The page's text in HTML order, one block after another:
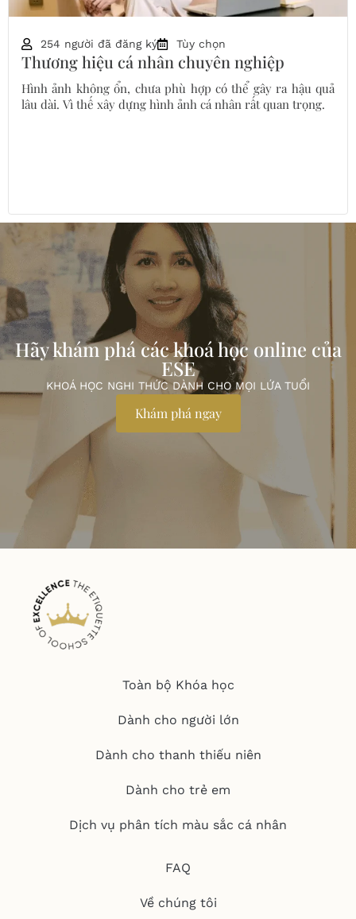
254 người đã đăng ký Tùy chọn
Thương hiệu cá nhân chuyên nghiệp
Hình ảnh không ổn, chưa phù hợp có thể gây ra hậu quả
lâu dài. Vì thế xây dựng hình ảnh cá nhân rất quan trọng.
Hãy khám phá các khoá học online của
ESE
KHOÁ HỌC NGHI THỨC DÀNH CHO MỌI LỨA TUỔI
Khám phá ngay
Toàn bộ Khóa học
Dành cho người lớn
Dành cho thanh thiếu niên
Dành cho trẻ em
Dịch vụ phân tích màu sắc cá nhân
FAQ
Về chúng tôi